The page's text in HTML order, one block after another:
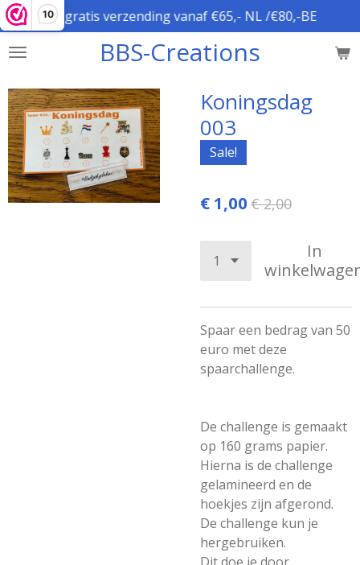
10
Ga
direct
naar
hoofdinhoud
BBS-Creations
gratis verzending vanaf €65,- NL /€80,-BE
Koningsdag
003
Sale!
€ 1,00 € 2,00
In
Spaar een bedrag van 50
euro met deze
spaarchallenge.
De challenge is gemaakt
op 160 grams papier.
Hierna is de challenge
gelamineerd en de
hoekjes zijn afgerond.
De challenge kun je
hergebruiken.